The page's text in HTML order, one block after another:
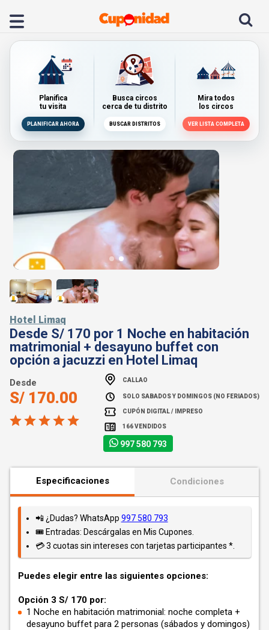
Planifica
tu visita
PLANIFICAR AHORA
Busca circos
cerca de tu distrito
BUSCAR DISTRITOS
Mira todos
los circos
VER LISTA COMPLETA
Hotel Limaq
Desde S/ 170 por 1 Noche en habitación
matrimonial + desayuno buffet con
opción a jacuzzi en Hotel Limaq
Desde
S/ 170.00
CALLAO
SOLO SABADOS Y DOMINGOS (NO FERIADOS)
CUPÓN DIGITAL / IMPRESO
166 VENDIDOS
997 580 793
Especificaciones Condiciones
📲 ¿Dudas? WhatsApp 997 580 793
🎟️ Entradas: Descárgalas en Mis Cupones.
💳 3 cuotas sin intereses con tarjetas participantes *.
Puedes elegir entre las siguientes opciones:
Opción 3 S/ 170 por:
1 Noche en habitación matrimonial: noche completa +
desayuno buffet para 2 personas (sábados y domingos)